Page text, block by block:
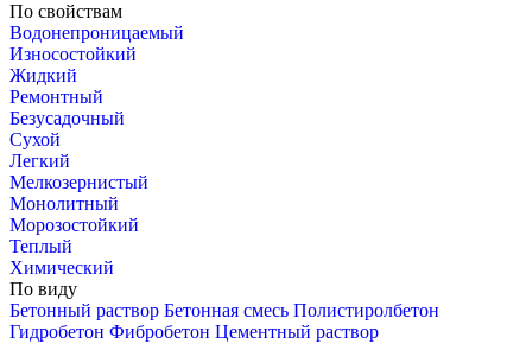
По свойствам
Водонепроницаемый
Износостойкий
Жидкий
Ремонтный
Безусадочный
Сухой
Легкий
Мелкозернистый
Монолитный
Морозостойкий
Теплый
Химический
По виду
Бетонный раствор Бетонная смесь Полистиролбетон
Гидробетон Фибробетон Цементный раствор